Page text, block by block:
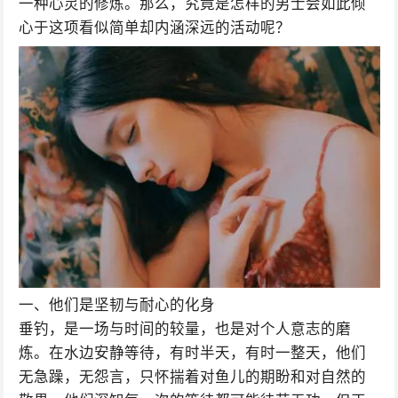
一种心灵的修炼。那么，究竟是怎样的男士会如此倾
心于这项看似简单却内涵深远的活动呢？
一、他们是坚韧与耐心的化身
垂钓，是一场与时间的较量，也是对个人意志的磨
炼。在水边安静等待，有时半天，有时一整天，他们
无急躁，无怨言，只怀揣着对鱼儿的期盼和对自然的